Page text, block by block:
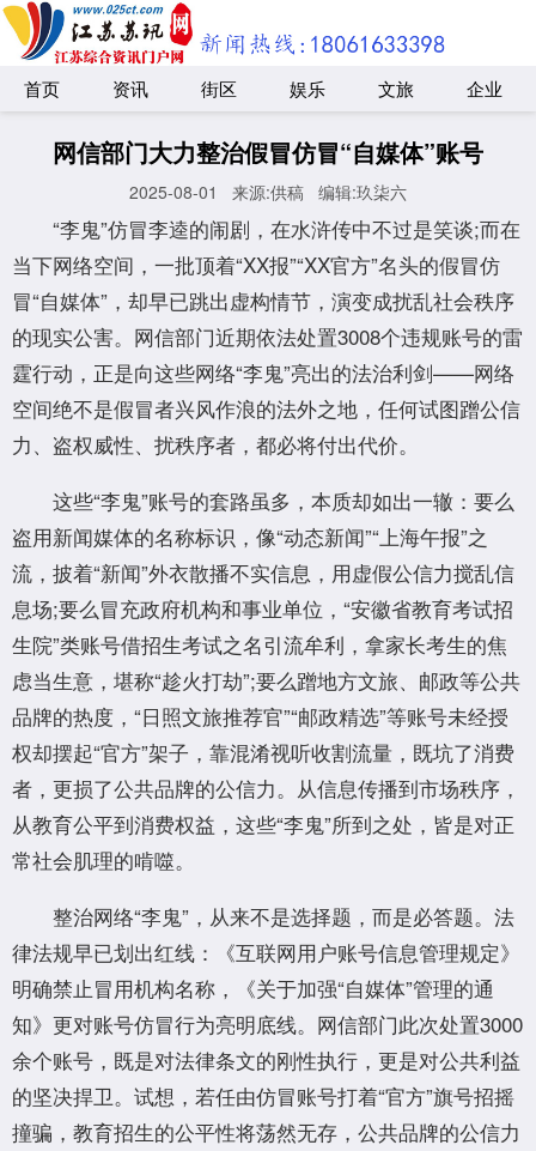
首页 资讯 街区 娱乐 文旅 企业
网信部门大力整治假冒仿冒“自媒体”账号
2025-08-01 来源:供稿 编辑:玖柒六
“李鬼”仿冒李逵的闹剧，在水浒传中不过是笑谈;而在
当下网络空间，一批顶着“XX报”“XX官方”名头的假冒仿
冒“自媒体”，却早已跳出虚构情节，演变成扰乱社会秩序
的现实公害。网信部门近期依法处置3008个违规账号的雷
霆行动，正是向这些网络“李鬼”亮出的法治利剑——网络
空间绝不是假冒者兴风作浪的法外之地，任何试图蹭公信
力、盗权威性、扰秩序者，都必将付出代价。
这些“李鬼”账号的套路虽多，本质却如出一辙：要么
盗用新闻媒体的名称标识，像“动态新闻”“上海午报”之
流，披着“新闻”外衣散播不实信息，用虚假公信力搅乱信
息场;要么冒充政府机构和事业单位，“安徽省教育考试招
生院”类账号借招生考试之名引流牟利，拿家长考生的焦
虑当生意，堪称“趁火打劫”;要么蹭地方文旅、邮政等公共
品牌的热度，“日照文旅推荐官”“邮政精选”等账号未经授
权却摆起“官方”架子，靠混淆视听收割流量，既坑了消费
者，更损了公共品牌的公信力。从信息传播到市场秩序，
从教育公平到消费权益，这些“李鬼”所到之处，皆是对正
常社会肌理的啃噬。
整治网络“李鬼”，从来不是选择题，而是必答题。法
律法规早已划出红线：《互联网用户账号信息管理规定》
明确禁止冒用机构名称，《关于加强“自媒体”管理的通
知》更对账号仿冒行为亮明底线。网信部门此次处置3000
余个账号，既是对法律条文的刚性执行，更是对公共利益
的坚决捍卫。试想，若任由仿冒账号打着“官方”旗号招摇
撞骗，教育招生的公平性将荡然无存，公共品牌的公信力